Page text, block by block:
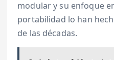
modular y su enfoque
portabilidad lo han
de las décadas.